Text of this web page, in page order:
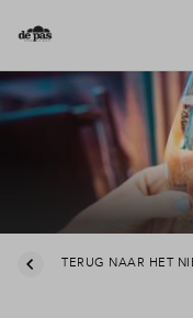
TERUG NAAR HET